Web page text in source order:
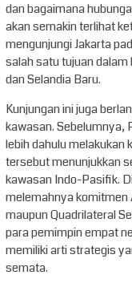
dan bagaimana
akan semakin terlihat
mengunjungi Jakarta
salah satu tujuan
dan Selandia Baru.
Kunjungan ini juga
kawasan. Sebelumnya,
lebih dahulu melakukan
tersebut menunjukkan
kawasan Indo-Pasifik.
melemahnya
maupun Quadrilateral
para pemimpin empat
memiliki arti strategis
semata.